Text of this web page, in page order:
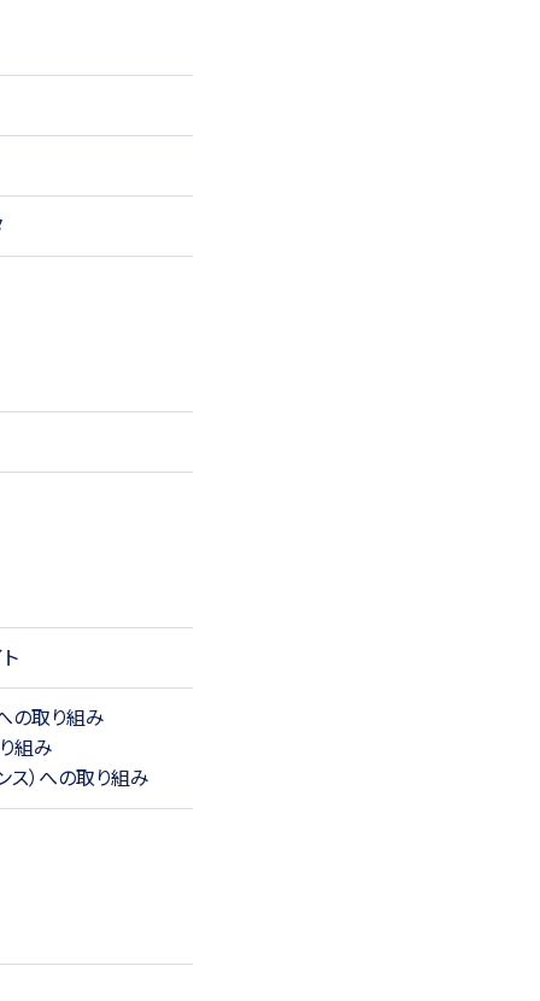
の取り組み
組み
ス）への取り組み